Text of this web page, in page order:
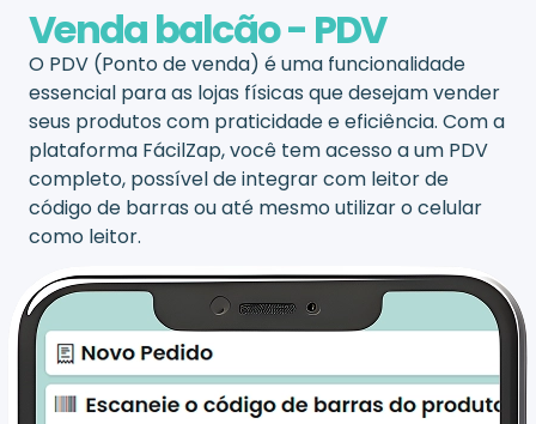
Venda balcão - PDV
O PDV (Ponto de venda) é uma funcionalidade
essencial para as lojas físicas que desejam vender
seus produtos com praticidade e eficiência. Com a
plataforma FácilZap, você tem acesso a um PDV
completo, possível de integrar com leitor de
código de barras ou até mesmo utilizar o celular
como leitor.